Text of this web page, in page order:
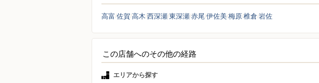
高富 佐賀 高木 西深瀬東深瀬赤尾 伊佐美 梅原椎倉 岩佐
この店舗へのその他の経路
エリアから探す